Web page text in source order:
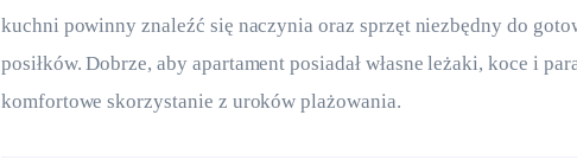
kuchni powinny znaleźć się naczynia oraz sprzęt niezbędny do
posiłków. Dobrze, aby apartament posiadał własne leżaki, koce i
komfortowe skorzystanie z uroków plażowania.